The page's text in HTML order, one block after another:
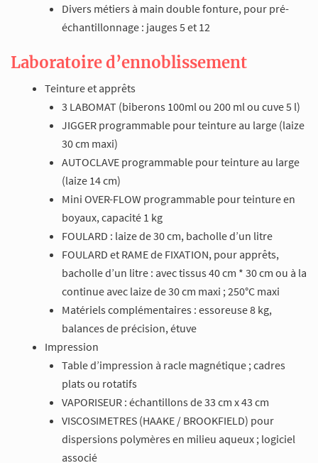
Divers métiers à main double fonture, pour pré-
échantillonnage : jauges 5 et 12
Laboratoire d’ennoblissement
Teinture et apprêts
3 LABOMAT (biberons 100ml ou 200 ml ou cuve 5 l)
JIGGER programmable pour teinture au large (laize
30 cm maxi)
AUTOCLAVE programmable pour teinture au large
(laize 14 cm)
Mini OVER-FLOW programmable pour teinture en
boyaux, capacité 1 kg
FOULARD : laize de 30 cm, bacholle d’un litre
FOULARD et RAME de FIXATION, pour apprêts,
bacholle d’un litre : avec tissus 40 cm * 30 cm ou à la
continue avec laize de 30 cm maxi ; 250°C maxi
Matériels complémentaires : essoreuse 8 kg,
balances de précision, étuve
Impression
Table d’impression à racle magnétique ; cadres
plats ou rotatifs
VAPORISEUR : échantillons de 33 cm x 43 cm
VISCOSIMETRES (HAAKE / BROOKFIELD) pour
dispersions polymères en milieu aqueux ; logiciel
associé